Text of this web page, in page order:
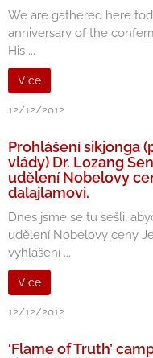
We are gathered here
anniversary of the
His ...
Více
12/12/2012
Prohlášení sikjonga
vlády) Dr. Lozang
udělení Nobelovy
dalajlamovi.
Dnes jsme se tu sešli,
udělení Nobelovy ceny
vyhlášení ...
Více
12/12/2012
‘Flame of Truth’